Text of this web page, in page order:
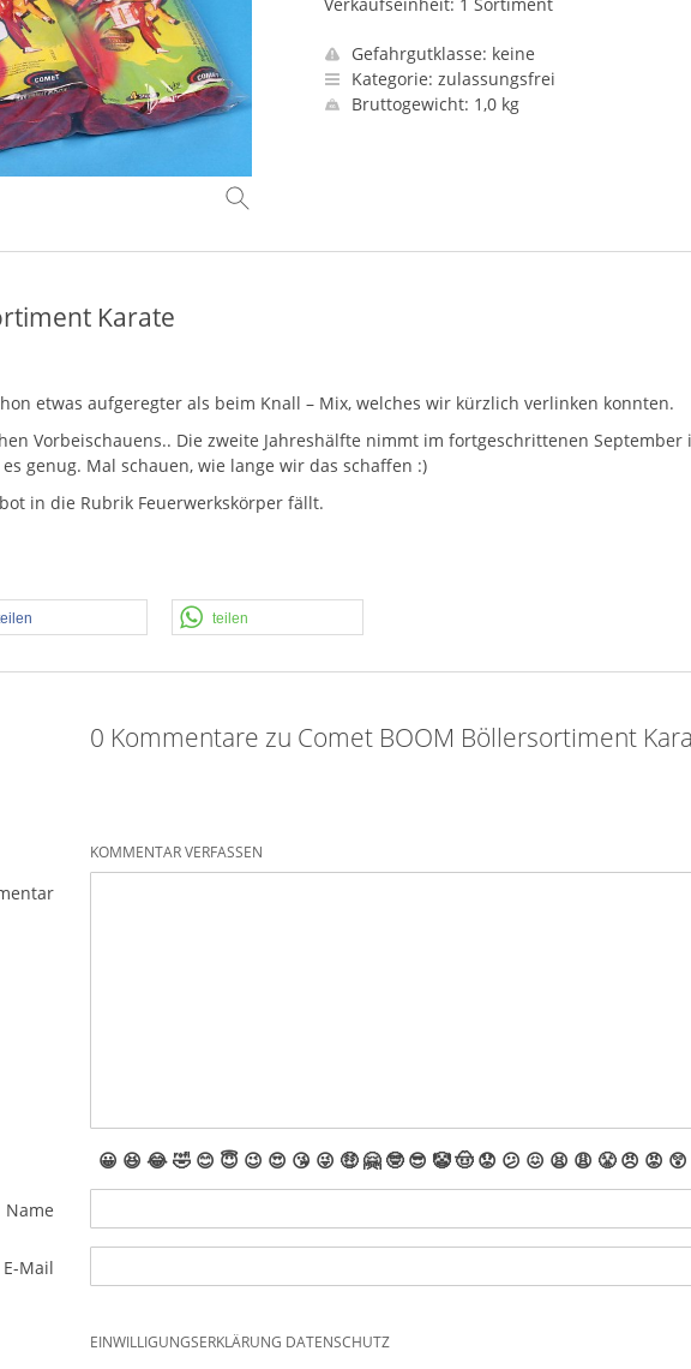
Gefahrgutklasse: keine
Kategorie: zulassungsfrei
Bruttogewicht: 1,0 kg
Karate
etwas aufgeregter als beim Knall – Mix, welches wir kürzlich verlinken konnten.
Vorbeischauens.. Die zweite Jahreshälfte nimmt im fortgeschrittenen
genug. Mal schauen, wie lange wir das schaffen :)
in die Rubrik Feuerwerkskörper fällt.
teilen
0 Kommentare zu Comet BOOM Böllersortiment
KOMMENTAR VERFASSEN
😀 😆 😂🤣 😊 😇 😉 😍 😘 😜 🤑 🤗 🤓 😎 🤡🤠 😟 😕 😖 😫 😩 😤 😠 😡 😲
Name
E-Mail
EINWILLIGUNGSERKLÄRUNG DATENSCHUTZ